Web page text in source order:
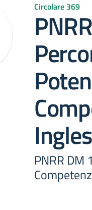
Circolare 369
PNRR DM